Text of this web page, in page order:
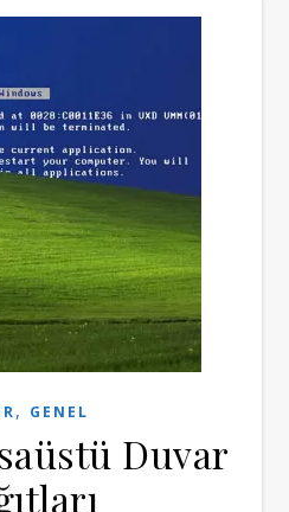
, GENEL
Duvar